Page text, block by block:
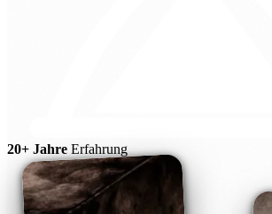
20+ Jahre Erfahrung